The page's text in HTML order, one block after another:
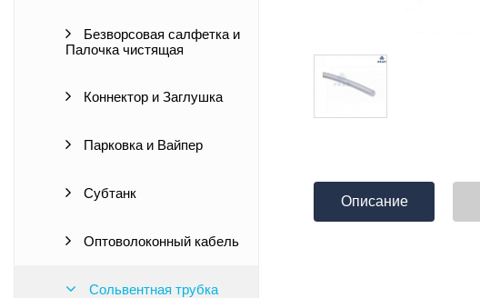
Безворсовая салфетка и
Палочка чистящая
Коннектор и Заглушка
Парковка и Вайпер
Субтанк
Оптоволоконный кабель
Сольвентная трубка
Описание